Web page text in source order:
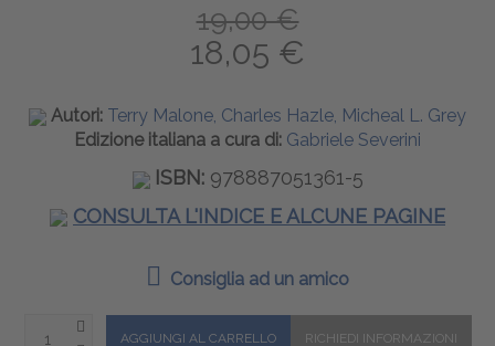
19,00 €
18,05 €
Autori: Terry Malone, Charles Hazle, Micheal L. Grey
Edizione italiana a cura di: Gabriele Severini
ISBN: 978887051361-5
CONSULTA L'INDICE E ALCUNE PAGINE
Consiglia ad un amico